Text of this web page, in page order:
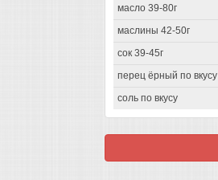
масло 39-80г
маслины 42-50г
сок 39-45г
перец ёрный по вкусу
соль по вкусу